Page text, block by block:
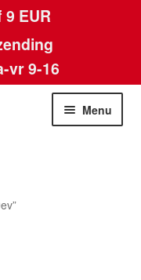
9 EUR
vr 9-16
Menu